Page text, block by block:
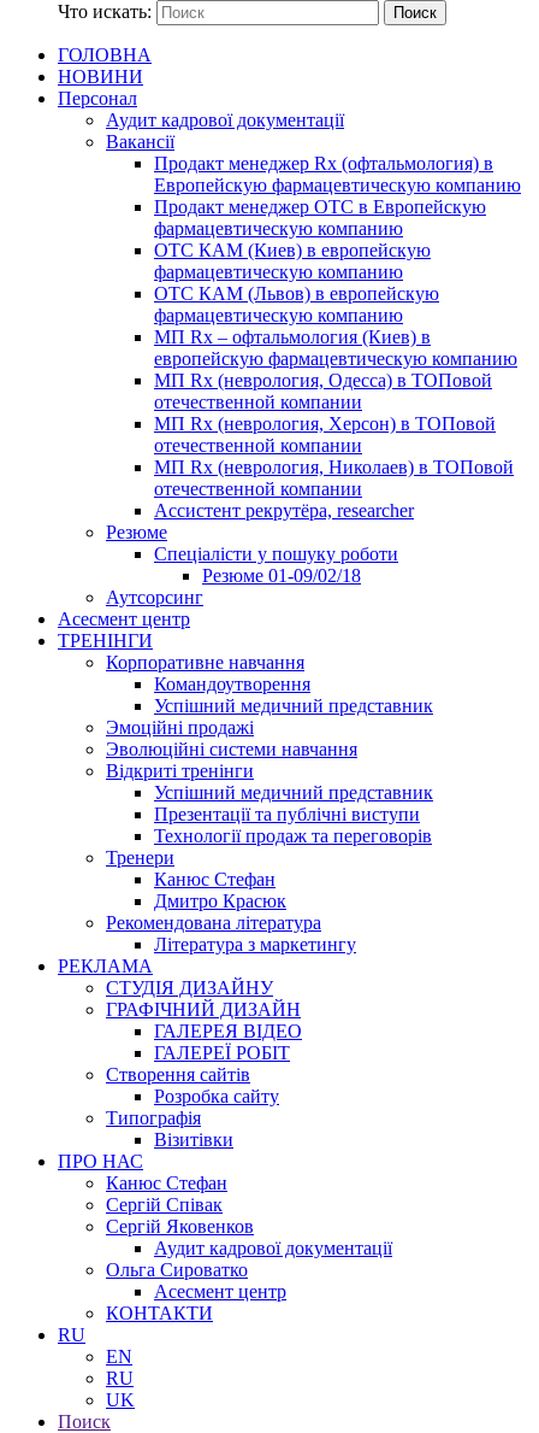
Что искать:
Поиск
ГОЛОВНА
НОВИНИ
Персонал
Аудит кадрової документації
Вакансії
Продакт менеджер Rx (офтальмология) в
Европейскую фармацевтическую компанию
Продакт менеджер ОТС в Европейскую
фармацевтическую компанию
ОТС КАМ (Киев) в европейскую
фармацевтическую компанию
ОТС КАМ (Львов) в европейскую
фармацевтическую компанию
МП Rx – офтальмология (Киев) в
европейскую фармацевтическую компанию
МП Rx (неврология, Одесса) в ТОПовой
отечественной компании
МП Rx (неврология, Херсон) в ТОПовой
отечественной компании
МП Rx (неврология, Николаев) в ТОПовой
отечественной компании
Ассистент рекрутёра, researcher
Резюме
Cпеціалісти у пошуку роботи
Резюме 01-09/02/18
Аутсорсинг
Асесмент центр
ТРЕНІНГИ
Корпоративне навчання
Командоутворення
Успішний медичний представник
Эмоційні продажі
Эволюційні системи навчання
Відкриті тренінги
Успішний медичний представник
Презентації та публічні виступи
Технології продаж та переговорів
Тренери
Канюс Стефан
Дмитро Красюк
Рекомендована література
Література з маркетингу
РЕКЛАМА
СТУДІЯ ДИЗАЙНУ
ГРАФІЧНИЙ ДИЗАЙН
ГАЛЕРЕЯ ВІДЕО
ГАЛЕРЕЇ РОБІТ
Створення сайтів
Розробка сайту
Типографія
Візитівки
ПРО НАС
Канюс Стефан
Сергій Співак
Сергій Яковенков
Аудит кадрової документації
Ольга Сироватко
Асесмент центр
КОНТАКТИ
RU
EN
RU
UK
Поиск